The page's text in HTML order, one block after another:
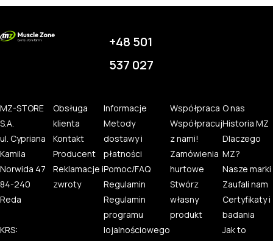
+48 501
537 027
MZ-STORE
S.A.
ul. Cypriana
Kamila
Norwida 47
84-240
Reda
KRS:
Obsługa
klienta
Kontakt
Producent
Reklamacje i
zwroty
Informacje
Metody
dostawy i
płatności
Pomoc/FAQ
Regulamin
Regulamin
programu
lojalnościowego
Współpraca
Współpracuj
z nami!
Zamówienia
hurtowe
Stwórz
własny
produkt
O nas
Historia MZ
Dlaczego
MZ?
Nasze marki
Zaufali nam
Certyfikaty i
badania
Jak to